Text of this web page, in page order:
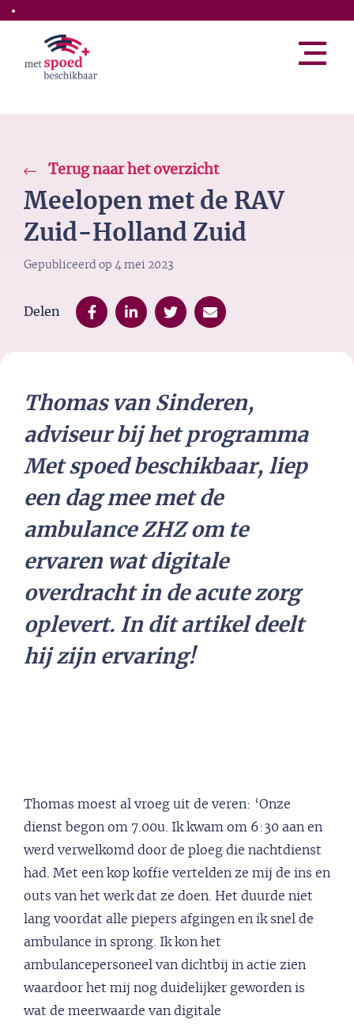
Skip to the main content
Terug naar het overzicht
Meelopen met de RAV
Zuid-Holland Zuid
Gepubliceerd op 4 mei 2023
Delen
Thomas van Sinderen,
adviseur bij het programma
Met spoed beschikbaar, liep
een dag mee met de
ambulance ZHZ om te
ervaren wat digitale
overdracht in de acute zorg
oplevert. In dit artikel deelt
hij zijn ervaring!
Thomas moest al vroeg uit de veren: ‘Onze
dienst begon om 7.00u. Ik kwam om 6:30 aan en
werd verwelkomd door de ploeg die nachtdienst
had. Met een kop koffie vertelden ze mij de ins en
outs van het werk dat ze doen. Het duurde niet
lang voordat alle piepers afgingen en ik snel de
ambulance in sprong. Ik kon het
ambulancepersoneel van dichtbij in actie zien
waardoor het mij nog duidelijker geworden is
wat de meerwaarde van digitale